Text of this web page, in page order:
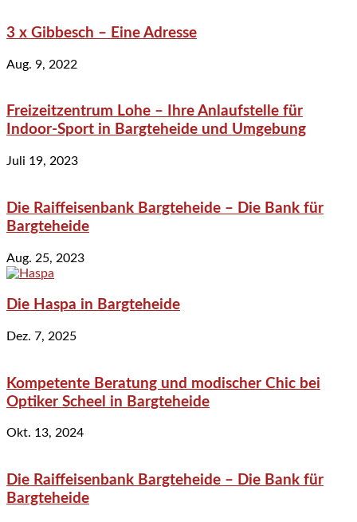
3 x Gibbesch – Eine Adresse
Aug. 9, 2022
Freizeitzentrum Lohe – Ihre Anlaufstelle für
Indoor-Sport in Bargteheide und Umgebung
Juli 19, 2023
Die Raiffeisenbank Bargteheide – Die Bank für
Bargteheide
Aug. 25, 2023
Die Haspa in Bargteheide
Dez. 7, 2025
Kompetente Beratung und modischer Chic bei
Optiker Scheel in Bargteheide
Okt. 13, 2024
Die Raiffeisenbank Bargteheide – Die Bank für
Bargteheide